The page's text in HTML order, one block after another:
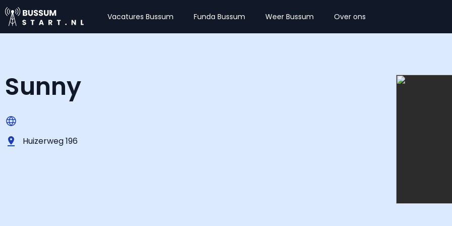
Vacatures Bussum Funda Bussum Weer Bussum Over ons
Sunny
Huizerweg 196